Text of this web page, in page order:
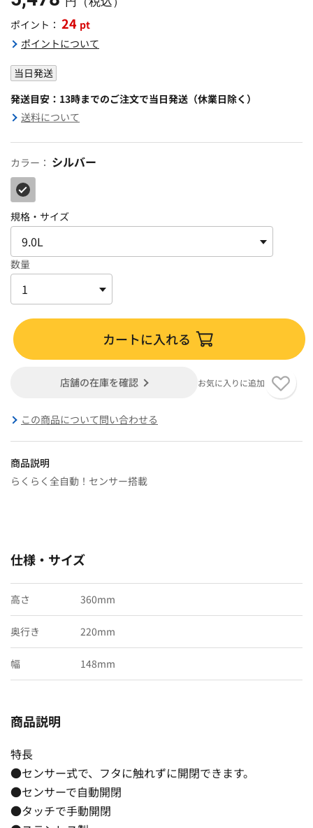
ポイント： 24 pt
ポイントについて
当日発送
発送目安：13時までのご注文で当日発送（休業日除く）
送料について
カラー： シルバー
規格・サイズ
数量
カートに入れる
店舗の在庫を確認 お気に入りに追加
この商品について問い合わせる
商品説明
らくらく全自動！センサー搭載
仕様・サイズ
高さ 360mm
奥行き 220mm
幅 148mm
商品説明
特長
●センサー式で、フタに触れずに開閉できます。
●センサーで自動開閉
●タッチで手動開閉